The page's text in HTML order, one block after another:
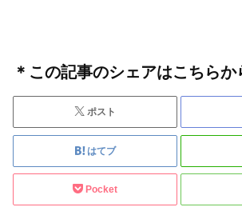
＊この記事のシェアはこちらか
ポスト
はてブ
Pocket